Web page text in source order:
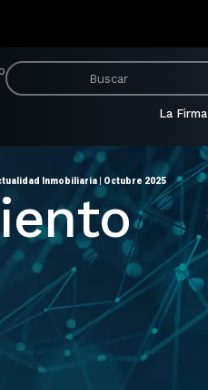
La Firma
Inmobiliaria | Octubre 2025